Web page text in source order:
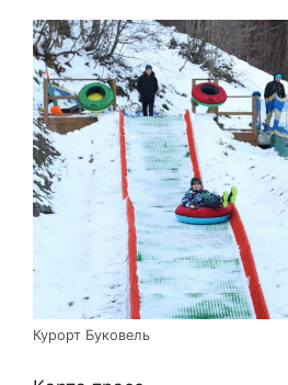
Курорт Буковель